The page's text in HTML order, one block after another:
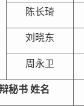
陈长琦
刘晓东
周永卫
秘书 姓名